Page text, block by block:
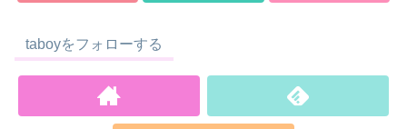
taboyをフォローする